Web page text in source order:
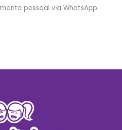
pessoal via WhatsApp.